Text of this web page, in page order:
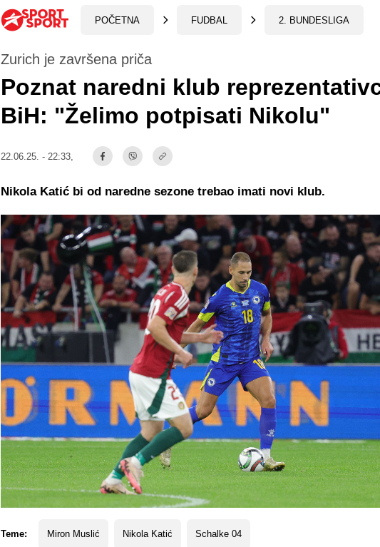
POČETNA FUDBAL 2. BUNDESLIGA
Zurich je završena priča
Poznat naredni klub
BiH: "Želimo potpisati Nikolu"
22.06.25. - 22:33,
Teme: Miron Muslić Nikola Katić Schalke 04
Nikola Katić bi od naredne sezone trebao imati novi klub.